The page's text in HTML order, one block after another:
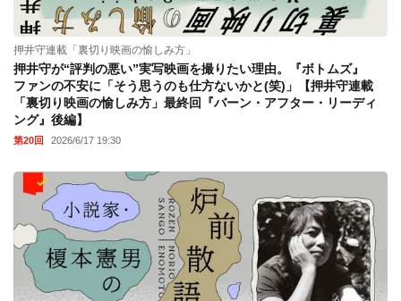
押井守連載「裏切り映画の愉しみ方」
押井守が“評判の悪い”実写映画を撮りたい理由。『ボトムズ』
ファンの不安に「そう思うのも仕方ないかと(笑)」【押井守連載
「裏切り映画の愉しみ方」最終回『バーン・アフター・リーディ
ング』後編】
第20回 2026/6/17 19:30